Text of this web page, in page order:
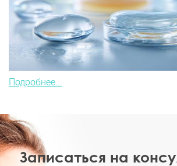
Подробнее...
Записаться на